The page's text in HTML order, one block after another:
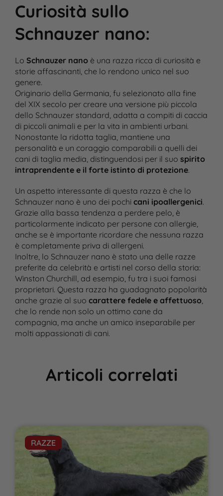
Curiosità sullo
Schnauzer nano:
Lo Schnauzer nanoè una razza ricca di curiosità e
storie affascinanti, che lo rendono unico nel suo
genere.
Originario della Germania, fu selezionato alla fine
del XIX secolo per creare una versione più piccola
dello Schnauzer standard, adatta a compiti di caccia
di piccoli animali e per la vita in ambienti urbani.
Nonostante la ridotta taglia, mantiene una
personalità e un coraggio comparabili a quelli dei
cani di taglia media, distinguendosi per il suo spirito
intraprendente e il forte istinto di protezione.
Un aspetto interessante di questa razza è che lo
Schnauzer nano è uno dei pochi cani ipoallergenici.
Grazie alla bassa tendenza a perdere pelo, è
particolarmente indicato per persone con allergie,
anche se è importante ricordare che nessuna razza
è completamente priva di allergeni.
Inoltre, lo Schnauzer nano è stato una delle razze
preferite da celebrità e artisti nel corso della storia:
Winston Churchill, ad esempio, fu tra i suoi famosi
proprietari. Questa razza ha guadagnato popolarità
anche grazie al suo carattere fedele e affettuoso,
che lo rende non solo un ottimo cane da
compagnia, ma anche un amico inseparabile per
molti appassionati di cani.
Articoli correlati
RAZZE